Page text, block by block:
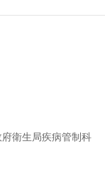
衛生局疾病管制科